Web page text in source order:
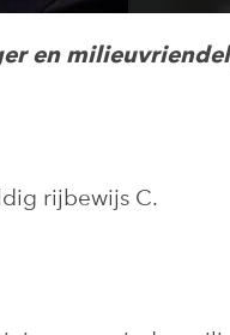
en
rijbewijs C.